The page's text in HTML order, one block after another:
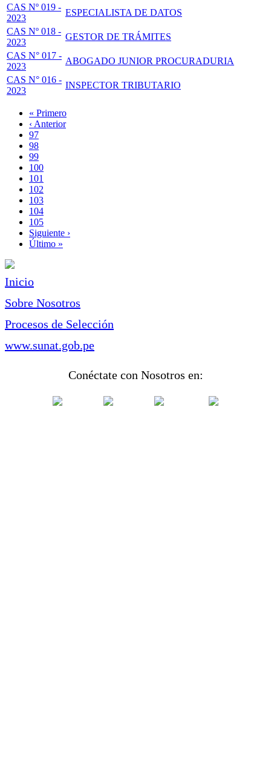
CAS Nº 019 -
2023
ESPECIALISTA DE DATOS
CAS Nº 018 -
2023
GESTOR DE TRÁMITES
CAS N° 017 -
2023
ABOGADO JUNIOR PROCURADURIA
CAS N° 016 -
2023
INSPECTOR TRIBUTARIO
Paginación
Primera
página
« Primero
Página
anterior
‹ Anterior
Page
97
Page
98
Page
99
Page
100
Página
actual
101
Page
102
Page
103
Page
104
Page
105
Siguiente
página
Siguiente ›
Última
Último »
Inicio
Sobre Nosotros
Procesos de Selección
www.sunat.gob.pe
Conéctate con Nosotros en: